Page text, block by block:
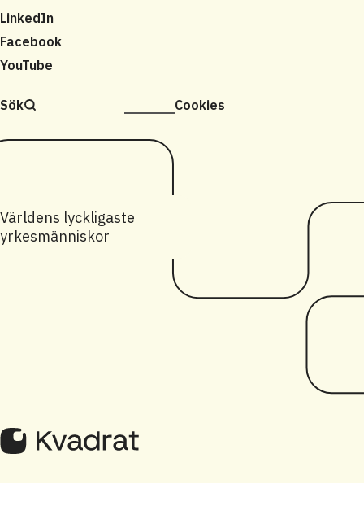
LinkedIn
Facebook
YouTube
Sök Cookies
Världens lyckligaste
yrkesmänniskor